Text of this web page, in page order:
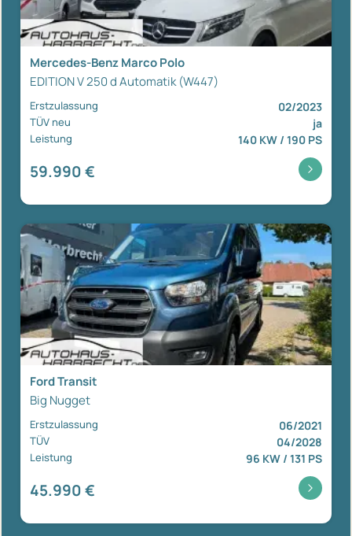
Mercedes-Benz Marco Polo
EDITION V 250 d Automatik (W447)
Erstzulassung 02/2023
TÜV neu ja
Leistung 140 KW / 190 PS
59.990 €
Ford Transit
Big Nugget
Erstzulassung 06/2021
TÜV 04/2028
Leistung 96 KW / 131 PS
45.990 €